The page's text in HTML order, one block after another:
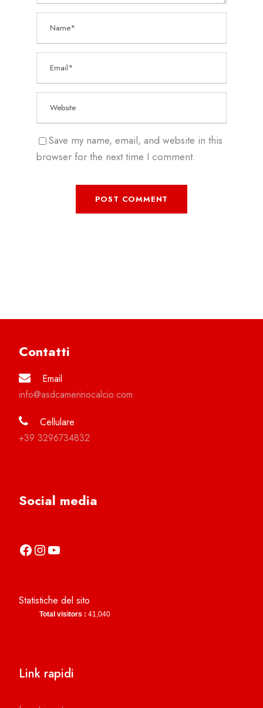
Save my name, email, and website in this
browser for the next time I comment.
Contatti
Email
info@asdcamerinocalcio.com
Cellulare
+39 3296734832
Social media
https://it-it.facebook.com/asdcamerinocalcio https://www.instagram.com/camerinocalcio/ https://www.youtube.com/channel/UCl4n2co-g2dZSKsLZ-lZy9g
Statistiche del sito
Total visitors : 41,040
Link rapidi